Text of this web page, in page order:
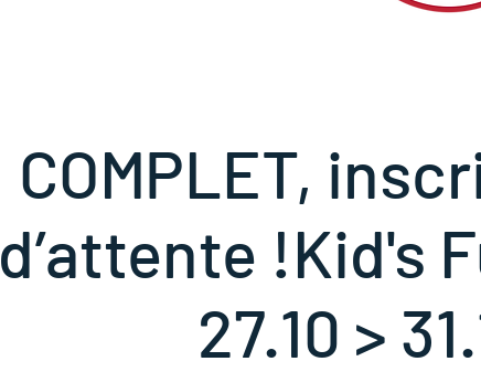
COMPLET,
d’attente !Kid's
27.10 >